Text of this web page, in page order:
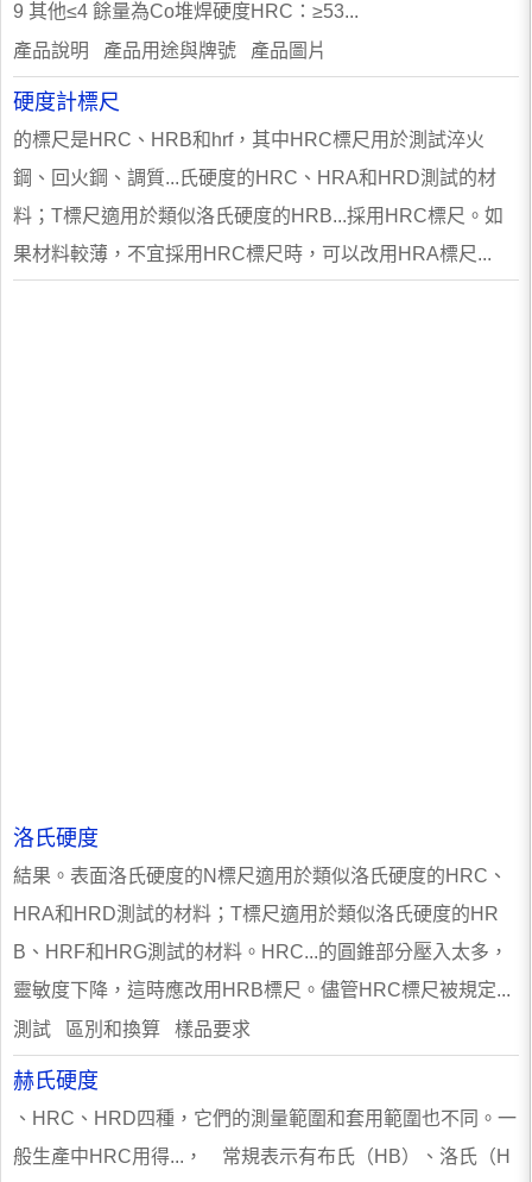
9 其他≤4 餘量為Co堆焊硬度HRC：≥53...
產品說明 產品用途與牌號 產品圖片
硬度計標尺
的標尺是HRC、HRB和hrf，其中HRC標尺用於測試淬火
鋼、回火鋼、調質...氏硬度的HRC、HRA和HRD測試的材
料；T標尺適用於類似洛氏硬度的HRB...採用HRC標尺。如
果材料較薄，不宜採用HRC標尺時，可以改用HRA標尺...
洛氏硬度
結果。表面洛氏硬度的N標尺適用於類似洛氏硬度的HRC、
HRA和HRD測試的材料；T標尺適用於類似洛氏硬度的HR
B、HRF和HRG測試的材料。HRC...的圓錐部分壓入太多，
靈敏度下降，這時應改用HRB標尺。儘管HRC標尺被規定...
測試 區別和換算 樣品要求
赫氏硬度
、HRC、HRD四種，它們的測量範圍和套用範圍也不同。一
般生產中HRC用得...， 常規表示有布氏（HB）、洛氏（H